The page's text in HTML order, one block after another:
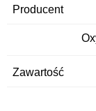
Producent
Zawartość